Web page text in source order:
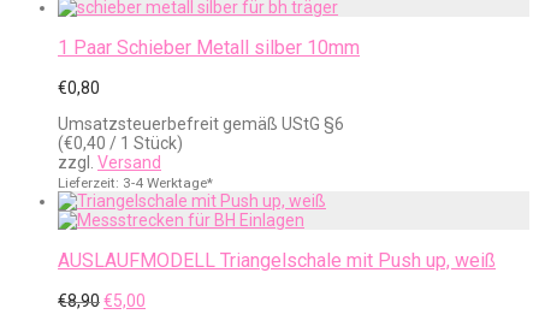
1 Paar Schieber Metall silber 10mm
€0,80
Umsatzsteuerbefreit gemäß UStG §6
(€0,40 / 1 Stück)
zzgl. Versand
Lieferzeit: 3-4 Werktage*
AUSLAUFMODELL Triangelschale mit Push up, weiß
€8,90Ursprünglicher
€5,00